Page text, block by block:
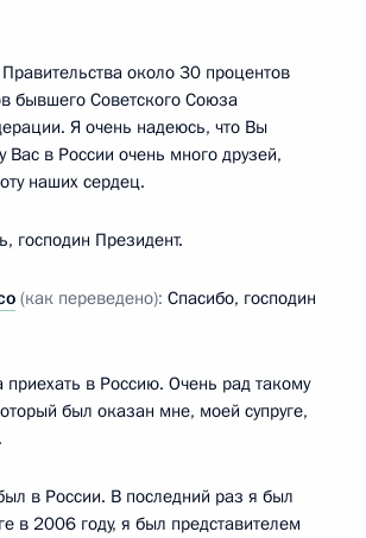
около 30 процентов
бывшего Советского Союза
Я очень надеюсь, что Вы
Вас в России очень много друзей,
наших сердец.
господин Президент.
(как переведено): Спасибо, господин
приехать в Россию. Очень рад такому
был оказан мне, моей супруге,
в России. В последний раз я был
в 2006 году, я был представителем